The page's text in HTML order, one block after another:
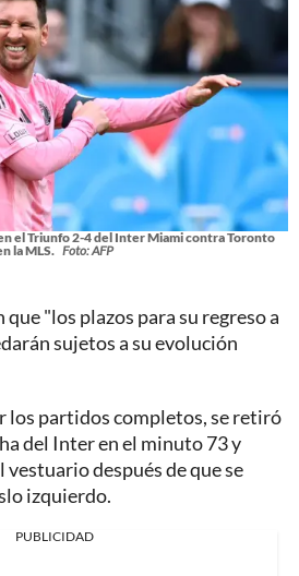
el Triunfo 2-4 del Inter Miami contra Toronto
la MLS. Foto: AFP
que "los plazos para su regreso a
sujetos a su evolución
los partidos completos, se retiró
del Inter en el minuto 73 y
después de que se
izquierdo.
PUBLICIDAD